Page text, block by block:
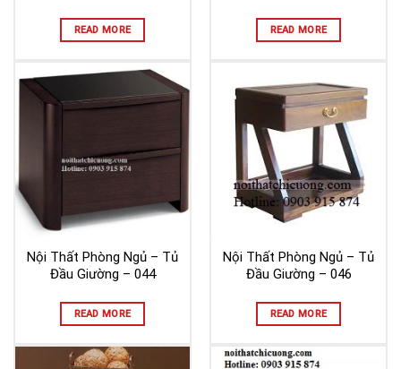
READ MORE READ MORE
Nội Thất Phòng Ngủ – Tủ
Đầu Giường – 044
READ MORE
Nội Thất Phòng Ngủ – Tủ
Đầu Giường – 046
READ MORE